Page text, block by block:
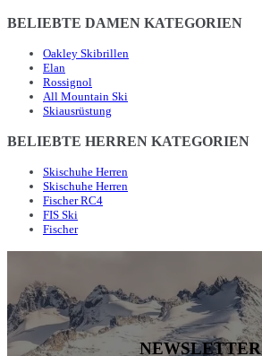
BELIEBTE DAMEN KATEGORIEN
Oakley Skibrillen
Elan
Rossignol
All Mountain Ski
Skiausrüstung
BELIEBTE HERREN KATEGORIEN
Skischuhe Herren
Skischuhe Herren
Fischer RC4
FIS Ski
Fischer
NEWSLETTER